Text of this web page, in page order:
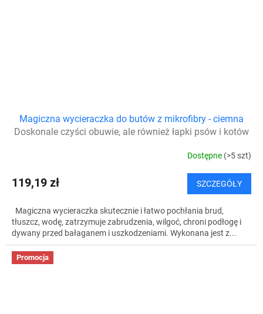
Magiczna wycieraczka do butów z mikrofibry - ciemna
Doskonale czyści obuwie, ale również łapki psów i kotów
Dostępne (>5 szt)
119,19 zł SZCZEGÓŁY
Magiczna wycieraczka skutecznie i łatwo pochłania brud,
tłuszcz, wodę, zatrzymuje zabrudzenia, wilgoć, chroni podłogę i
dywany przed bałaganem i uszkodzeniami. Wykonana jest z...
Promocja